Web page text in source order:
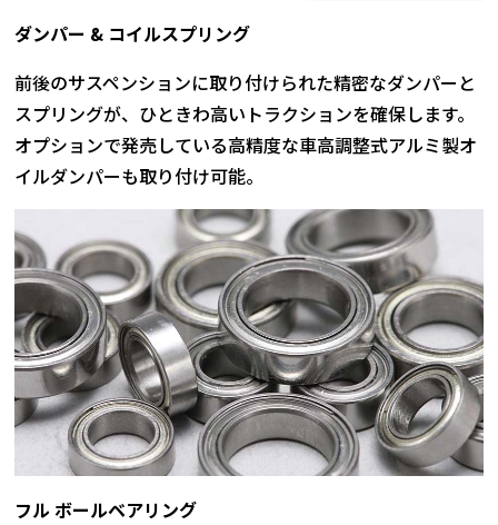
ダンパー & コイルスプリング
前後のサスペンションに取り付けられた精密なダンパーと
スプリングが、ひときわ高いトラクションを確保します。
オプションで発売している高精度な車高調整式アルミ製オ
イルダンパーも取り付け可能。
フル ボールベアリング